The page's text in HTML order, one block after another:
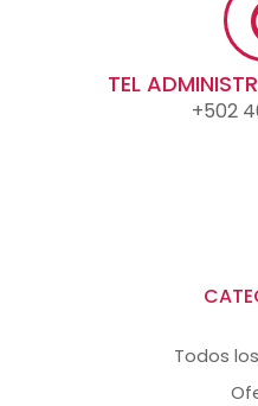
TEL
+502
Todos